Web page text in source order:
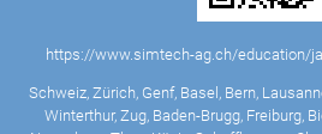
https://www.simtech-ag.ch/education/
Schweiz, Zürich, Genf, Basel, Bern,
Winterthur, Zug, Baden-Brugg, Freiburg,